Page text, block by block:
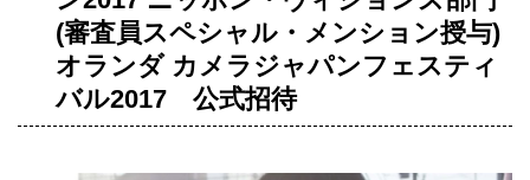
(審査員スペシャル・メンション授与)
オランダ カメラジャパンフェスティ
バル2017 公式招待